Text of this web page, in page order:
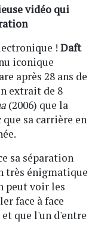
vidéo qui
! Daft
iconique
après 28 ans de
extrait de 8
(2006) que la
sa carrière en
sa séparation
très énigmatique
peut voir les
face à face
que l'un d'entre